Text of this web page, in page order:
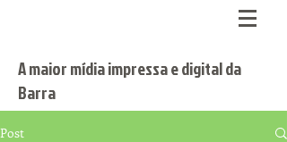
A maior mídia impressa e digital da
Barra
Post